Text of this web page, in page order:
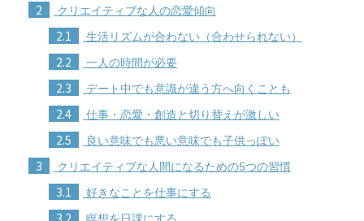
2 クリエイティブな人の恋愛傾向
2.1 生活リズムが合わない（合わせられない）
2.2 一人の時間が必要
2.3 デート中でも意識が違う方へ向くことも
2.4 仕事・恋愛・創造と切り替えが激しい
2.5 良い意味でも悪い意味でも子供っぽい
3 クリエイティブな人間になるための5つの習慣
3.1 好きなことを仕事にする
3.2 瞑想を日課にする